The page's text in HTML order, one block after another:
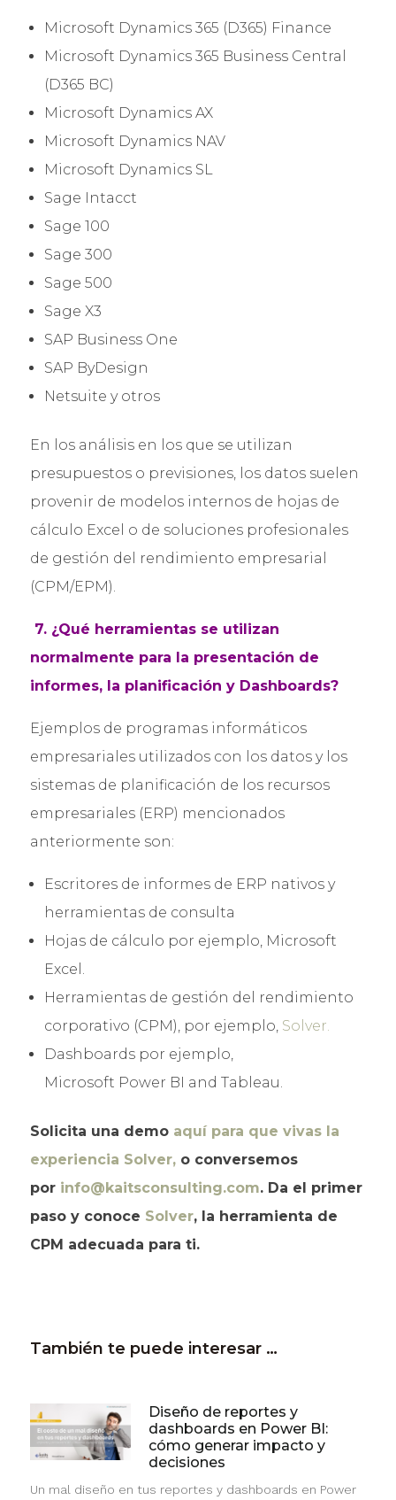
Microsoft Dynamics 365 (D365) Finance
Microsoft Dynamics 365 Business Central
(D365 BC)
Microsoft Dynamics AX
Microsoft Dynamics NAV
Microsoft Dynamics SL
Sage Intacct
Sage 100
Sage 300
Sage 500
Sage X3
SAP Business One
SAP ByDesign
Netsuite y otros
En los análisis en los que se utilizan
presupuestos o previsiones, los datos suelen
provenir de modelos internos de hojas de
cálculo Excel o de soluciones profesionales
de gestión del rendimiento empresarial
(CPM/EPM).
7. ¿Qué herramientas se utilizan
normalmente para la presentación de
informes, la planificación y Dashboards?
Ejemplos de programas informáticos
empresariales utilizados con los datos y los
sistemas de planificación de los recursos
empresariales (ERP) mencionados
anteriormente son:
Escritores de informes de ERP nativos y
herramientas de consulta
Hojas de cálculo por ejemplo, Microsoft
Excel.
Herramientas de gestión del rendimiento
corporativo (CPM), por ejemplo, Solver.
Dashboards por ejemplo,
Microsoft Power BI and Tableau.
Solicita una demo aquí para que vivas la
experiencia Solver,o conversemos
por info@kaitsconsulting.com. Da el primer
paso y conoce Solver, la herramienta de
CPM adecuada para ti.
También te puede interesar …
Diseño de reportes y
dashboards en Power BI:
cómo generar impacto y
decisiones
Un mal diseño en tus reportes y dashboards en Power